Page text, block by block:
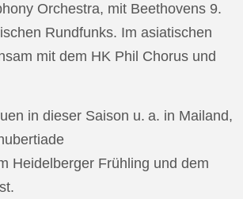
Orchestra, mit Beethovens 9.
Rundfunks. Im asiatischen
mit dem HK Phil Chorus und
in dieser Saison u. a. in Mailand,
Heidelberger Frühling und dem